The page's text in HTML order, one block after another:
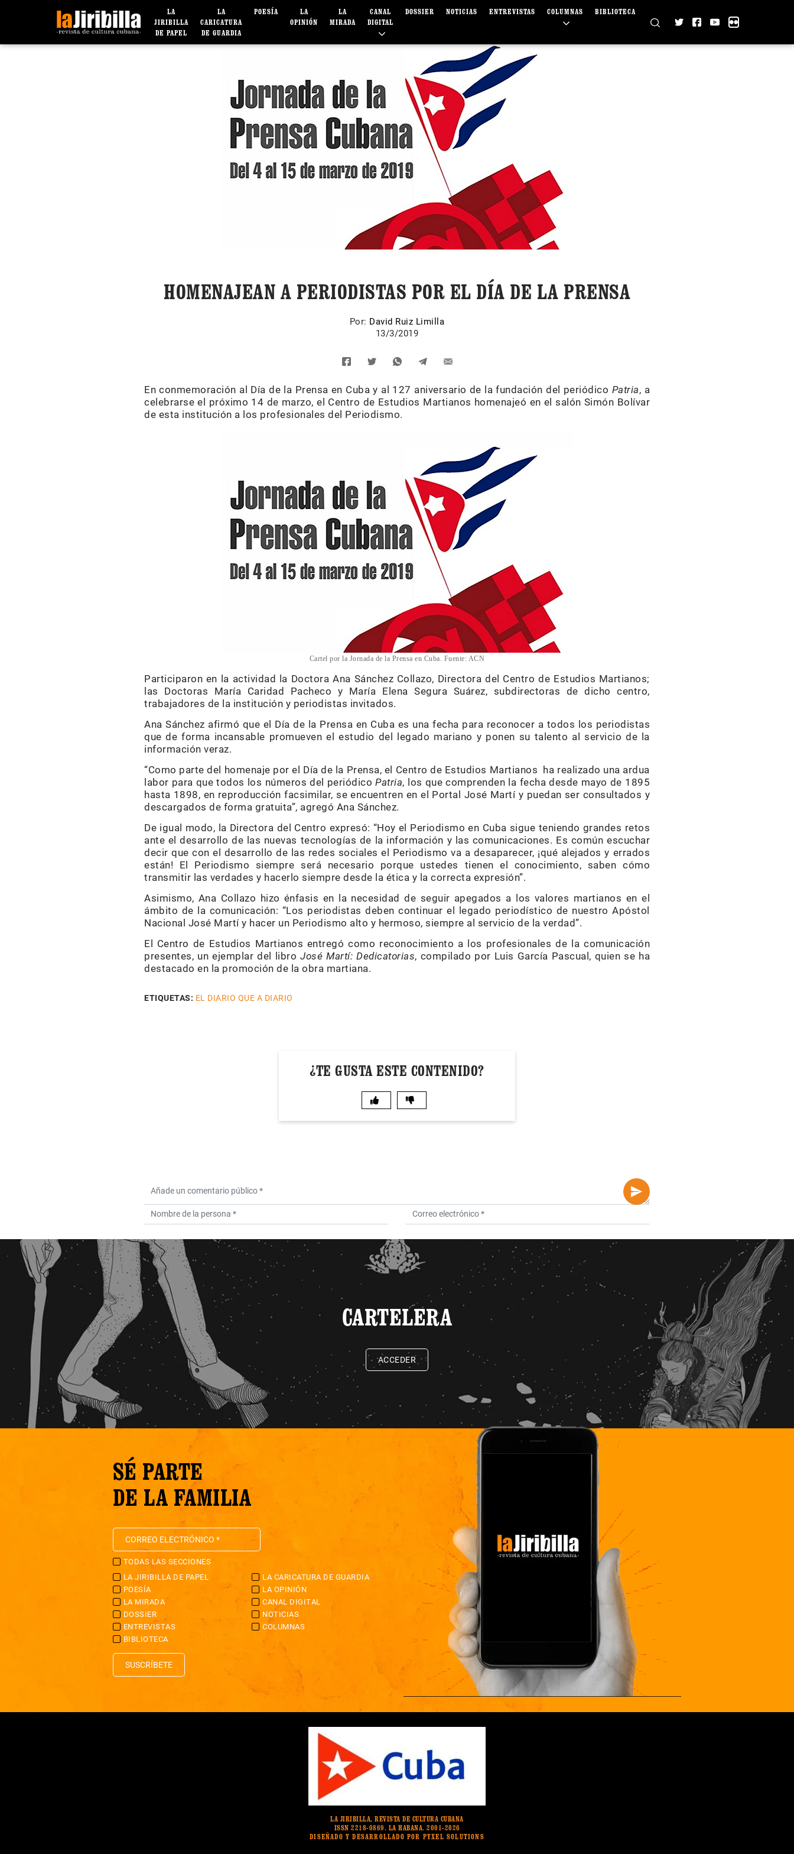
LA
JIRIBILLA
DE PAPEL
LA
CARICATURA
DE GUARDIA
POESÍA
LA
OPINIÓN
LA
MIRADA
CANAL
DIGITAL
DOSSIER NOTICIAS ENTREVISTAS COLUMNAS BIBLIOTECA
HOMENAJEAN A PERIODISTAS POR EL DÍA DE LA PRENSA
Por: David Ruiz Limilla
13/3/2019
En conmemoración al Día de la Prensa en Cuba y al 127 aniversario de la fundación del periódico Patria, a
celebrarse el próximo 14 de marzo, el Centro de Estudios Martianos homenajeó en el salón Simón Bolívar
de esta institución a los profesionales del Periodismo.
Cartel por la Jornada de la Prensa en Cuba. Fuente: ACN
Participaron en la actividad la Doctora Ana Sánchez Collazo, Directora del Centro de Estudios Martianos;
las Doctoras María Caridad Pacheco y María Elena Segura Suárez, subdirectoras de dicho centro,
trabajadores de la institución y periodistas invitados.
Ana Sánchez afirmó que el Día de la Prensa en Cuba es una fecha para reconocer a todos los periodistas
que de forma incansable promueven el estudio del legado mariano y ponen su talento al servicio de la
información veraz.
“Como parte del homenaje por el Día de la Prensa, el Centro de Estudios Martianos ha realizado una ardua
labor para que todos los números del periódicoPatria, los que comprenden la fecha desde mayo de 1895
hasta 1898, en reproducción facsimilar, se encuentren en el Portal José Martí y puedan ser consultados y
descargados de forma gratuita”, agregó Ana Sánchez.
De igual modo, la Directora del Centro expresó: “Hoy el Periodismo en Cuba sigue teniendo grandes retos
ante el desarrollo de las nuevas tecnologías de la información y las comunicaciones. Es común escuchar
decir que con el desarrollo de las redes sociales el Periodismo va a desaparecer, ¡qué alejados y errados
están! El Periodismo siempre será necesario porque ustedes tienen el conocimiento, saben cómo
transmitir las verdades y hacerlo siempre desde la ética y la correcta expresión”.
Asimismo, Ana Collazo hizo énfasis en la necesidad de seguir apegados a los valores martianos en el
ámbito de la comunicación: “Los periodistas deben continuar el legado periodístico de nuestro Apóstol
Nacional José Martí y hacer un Periodismo alto y hermoso, siempre al servicio de la verdad”.
El Centro de Estudios Martianos entregó como reconocimiento a los profesionales de la comunicación
presentes, un ejemplar del libro José Martí: Dedicatorias, compilado por Luis García Pascual, quien se ha
destacado en la promoción de la obra martiana.
ETIQUETAS: EL DIARIO QUE A DIARIO
¿TE GUSTA ESTE CONTENIDO?
CARTELERA
ACCEDER
SÉ PARTE
DE LA FAMILIA
TODAS LAS SECCIONES
LA JIRIBILLA DE PAPEL
LA CARICATURA DE GUARDIA
POESÍA
LA OPINIÓN
LA MIRADA
CANAL DIGITAL
DOSSIER
NOTICIAS
ENTREVISTAS
COLUMNAS
BIBLIOTECA
SUSCRÍBETE
LA JIRIBILLA, REVISTA DE CULTURA CUBANA
ISSN 2218-0869. LA HABANA. 2001-2026
DISEÑADO Y DESARROLLADO POR PYXEL SOLUTIONS